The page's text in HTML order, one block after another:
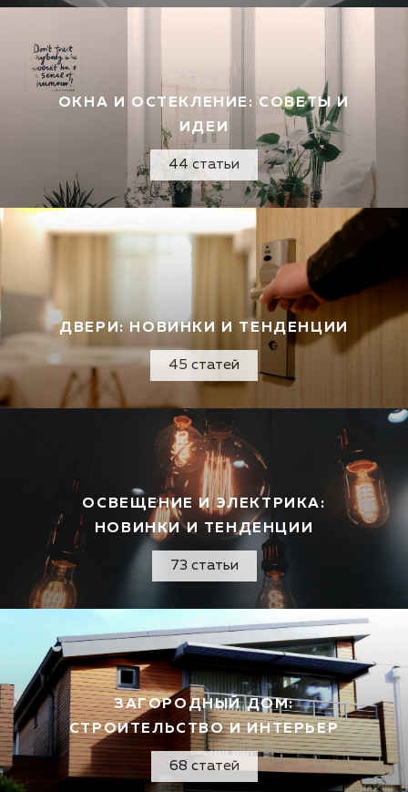
ОКНА И ОСТЕКЛЕНИЕ: СОВЕТЫ И
ИДЕИ
44 статьи
ДВЕРИ: НОВИНКИ И ТЕНДЕНЦИИ
45 статей
ОСВЕЩЕНИЕ И ЭЛЕКТРИКА:
НОВИНКИ И ТЕНДЕНЦИИ
73 статьи
ЗАГОРОДНЫЙ ДОМ:
СТРОИТЕЛЬСТВО И ИНТЕРЬЕР
68 статей